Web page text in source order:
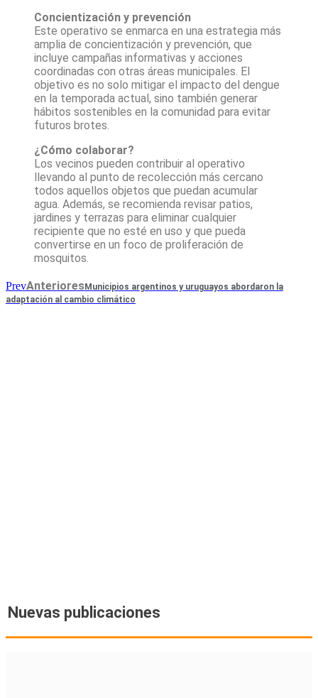
Concientización y prevención
Este operativo se enmarca en una estrategia más
amplia de concientización y prevención, que
incluye campañas informativas y acciones
coordinadas con otras áreas municipales. El
objetivo es no solo mitigar el impacto del dengue
en la temporada actual, sino también generar
hábitos sostenibles en la comunidad para evitar
futuros brotes.
¿Cómo colaborar?
Los vecinos pueden contribuir al operativo
llevando al punto de recolección más cercano
todos aquellos objetos que puedan acumular
agua. Además, se recomienda revisar patios,
jardines y terrazas para eliminar cualquier
recipiente que no esté en uso y que pueda
convertirse en un foco de proliferación de
mosquitos.
PrevAnterioresMunicipios argentinos y uruguayos abordaron la
adaptación al cambio climático
Nuevas publicaciones